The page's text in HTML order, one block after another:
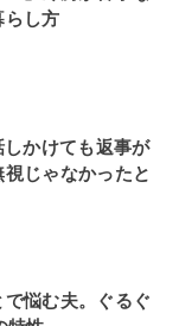
らし方
かけても返事が
じゃなかったと
悩む夫。ぐるぐ